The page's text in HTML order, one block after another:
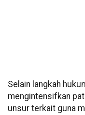
Selain langkah
mengintensifkan
unsur terkait guna